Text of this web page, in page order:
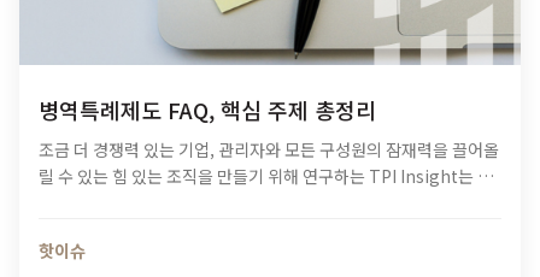
병역특례제도 FAQ, 핵심 주제 총정리
조금 더 경쟁력 있는 기업, 관리자와 모든 구성원의 잠재력을 끌어올
릴 수 있는 힘 있는 조직을 만들기 위해 연구하는 TPI Insight는 수
핫이슈